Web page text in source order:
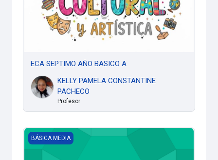
ECA SEPTIMO AÑO BASICO A
KELLY PAMELA CONSTANTINE
PACHECO
Profesor
ECA SEXTO AÑO BASICO B
BÁSICA MEDIA